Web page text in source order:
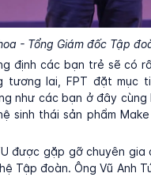
- Tổng Giám đốc Tập
định các bạn trẻ sẽ có
tương lai, FPT đặt mục
như các bạn ở đây
sinh thái sản phẩm
được gặp gỡ chuyên
Tập đoàn. Ông Vũ Anh